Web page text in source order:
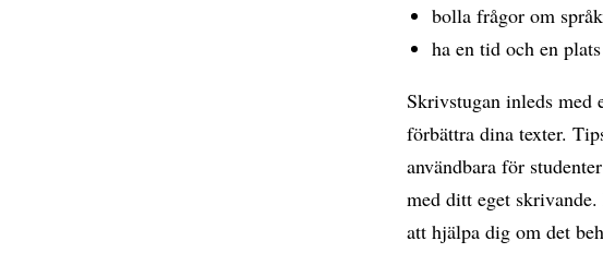
bolla frågor om
ha en tid och en
Skrivstugan inleds med
förbättra dina texter.
användbara för
med ditt eget
att hjälpa dig om det